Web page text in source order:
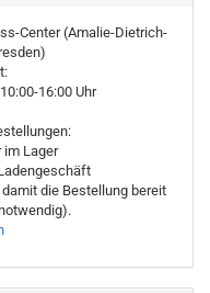
Center (Amalie-Dietrich-
16:00 Uhr
im Lager
die Bestellung bereit